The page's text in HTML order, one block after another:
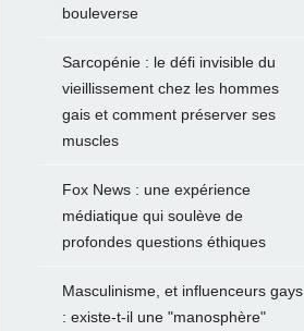
bouleverse
Sarcopénie : le défi invisible du
vieillissement chez les hommes
gais et comment préserver ses
muscles
Fox News : une expérience
médiatique qui soulève de
profondes questions éthiques
Masculinisme, et influenceurs gays
: existe-t-il une "manosphère"